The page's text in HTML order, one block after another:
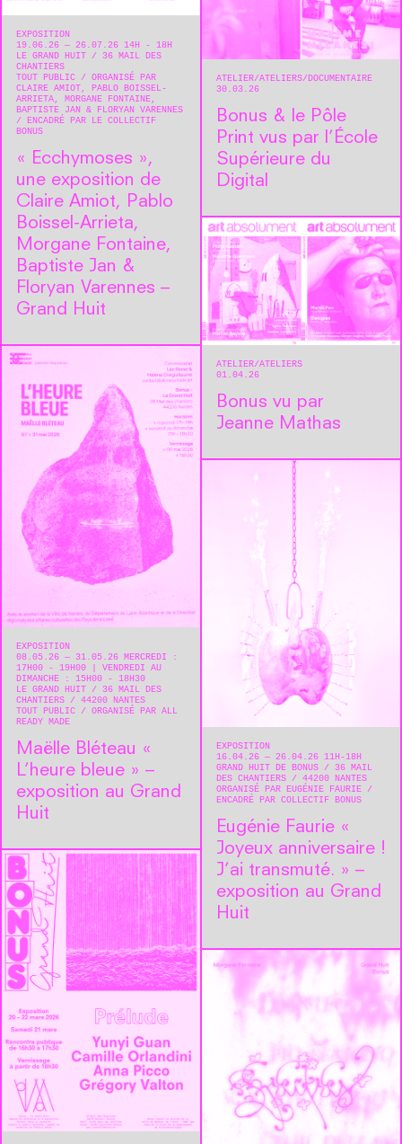
EXPOSITION
19.06.26 — 26.07.26 14H - 18H
LE GRAND HUIT
36 MAIL DES
CHANTIERS
TOUT PUBLIC
ORGANISÉ PAR
CLAIRE AMIOT, PABLO BOISSEL-
ARRIETA, MORGANE FONTAINE,
BAPTISTE JAN & FLORYAN VARENNES
ENCADRÉ PAR LE COLLECTIF
BONUS
« Ecchymoses »,
une exposition de
Claire Amiot, Pablo
Boissel-Arrieta,
Morgane Fontaine,
Baptiste Jan &
Floryan Varennes –
Grand Huit
ATELIER ATELIERS
DOCUMENTAIRE
30.03.26
Bonus & le Pôle
Print vus par l’École
Supérieure du
Digital
ATELIER ATELIERS
01.04.26
Bonus vu par
Jeanne Mathas
EXPOSITION
08.05.26 — 31.05.26 MERCREDI :
17H00 - 19H00 | VENDREDI AU
DIMANCHE : 15H00 - 18H30
LE GRAND HUIT
36 MAIL DES
CHANTIERS
44200 NANTES
TOUT PUBLIC
ORGANISÉ PAR ALL
READY MADE
Maëlle Bléteau « ​
L’heure bleue » –
exposition au Grand
Huit
EXPOSITION
16.04.26 — 26.04.26 11H-18H
GRAND HUIT DE BONUS
36 MAIL
DES CHANTIERS
44200 NANTES
ORGANISÉ PAR EUGÉNIE FAURIE
ENCADRÉ PAR COLLECTIF BONUS
Eugénie Faurie « ​
Joyeux anniversaire !
J’ai transmuté. » –
exposition au Grand
Huit